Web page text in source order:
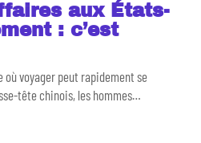
aux États-
: c’est
voyager peut rapidement se
tête chinois, les hommes…